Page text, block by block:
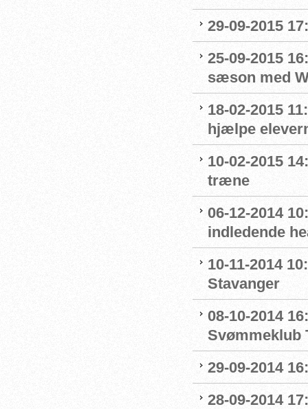
29-09-2015
25-09-2015
sæson med
18-02-2015
hjælpe
10-02-2015
træne
06-12-2014
indledende
10-11-2014
Stavanger
08-10-2014
Svømmeklub
29-09-2014
28-09-2014